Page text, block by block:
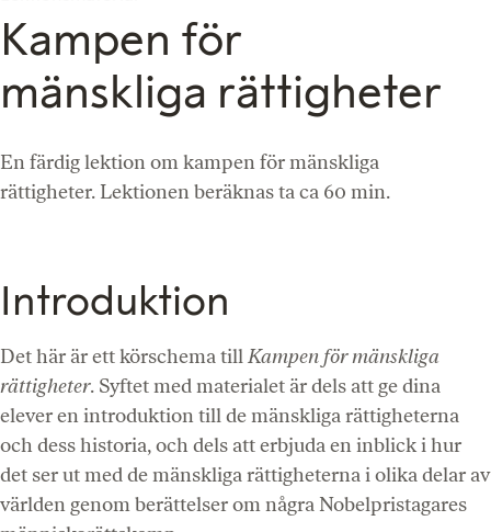
Kampen för
mänskliga rättigheter
En färdig lektion om kampen för mänskliga
rättigheter. Lektionen beräknas ta ca 60 min.
Introduktion
Det här är ett körschema tillKampen för mänskliga
rättigheter. Syftet med materialet är dels att ge dina
elever en introduktion till de mänskliga rättigheterna
och dess historia, och dels att erbjuda en inblick i hur
det ser ut med de mänskliga rättigheterna i olika delar av
världen genom berättelser om några Nobelpristagares